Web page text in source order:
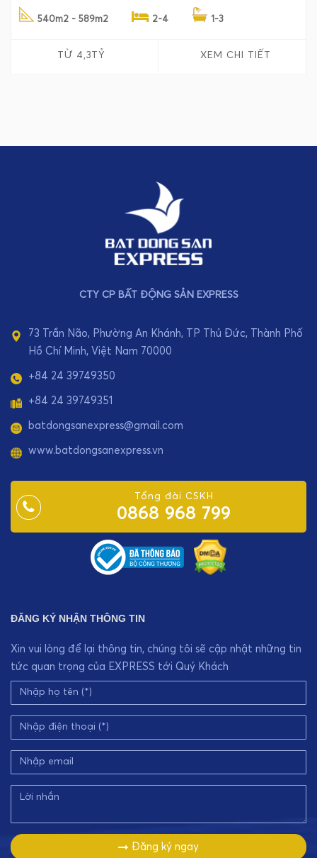
540m2 - 589m2 2-4 1-3
TỪ 4,3TỶ XEM CHI TIẾT
CTY CP BẤT ĐỘNG SẢN EXPRESS
73 Trần Não, Phường An Khánh, TP Thủ Đức, Thành Phố
Hồ Chí Minh, Việt Nam 70000
+84 24 39749350
+84 24 39749351
batdongsanexpress@gmail.com
www.batdongsanexpress.vn
Tổng đài CSKH
0868 968 799
ĐĂNG KÝ NHẬN THÔNG TIN
Xin vui lòng để lại thông tin, chúng tôi sẽ cập nhật những tin
tức quan trọng của EXPRESS tới Quý Khách
Đăng ký ngay